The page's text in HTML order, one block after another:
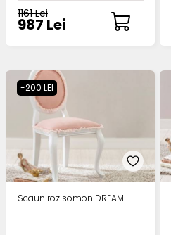
1161 Lei
987 Lei
-200 LEI
Scaun roz somon DREAM